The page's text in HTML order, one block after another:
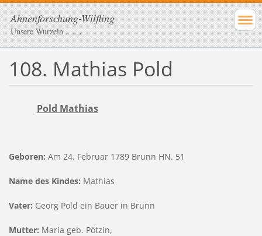
Ahnenforschung-Wilfling
Unsere Wurzeln .......
108. Mathias Pold
Pold Mathias
Geboren: Am 24. Februar 1789 Brunn HN. 51
Name des Kindes: Mathias
Vater: Georg Pold ein Bauer in Brunn
Mutter: Maria geb. Pötzin,